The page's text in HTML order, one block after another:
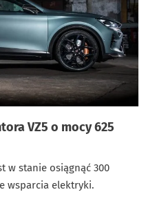
VZ5 o mocy 625
w stanie osiągnąć 300
wsparcia elektryki.